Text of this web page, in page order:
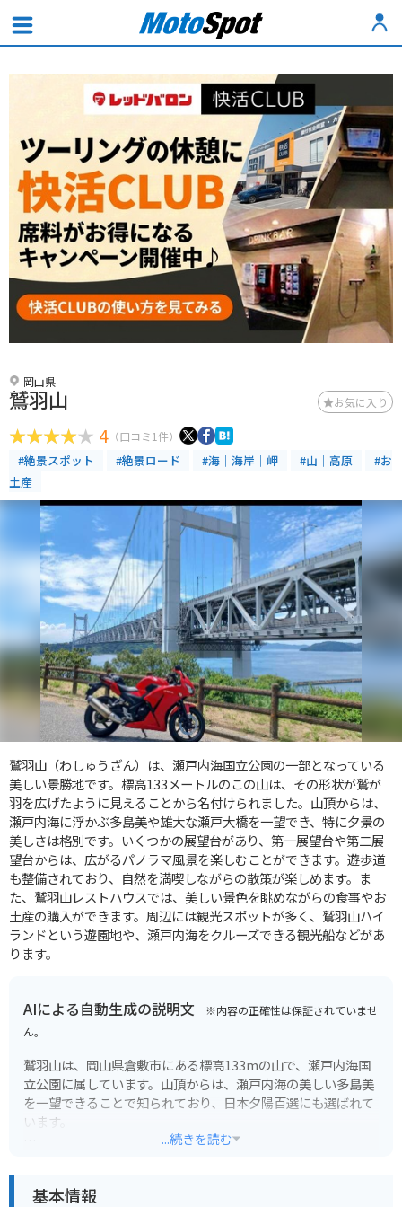
岡山県
鷲羽山 お気に入り
4 （口コミ1件）
#絶景スポット #絶景ロード #海｜海岸｜岬 #山｜高原
#お
土産
鷲羽山（わしゅうざん）は、瀬戸内海国立公園の一部となっている
美しい景勝地です。標高133メートルのこの山は、その形状が鷲が
羽を広げたように見えることから名付けられました。山頂からは、
瀬戸内海に浮かぶ多島美や雄大な瀬戸大橋を一望でき、特に夕景の
美しさは格別です。いくつかの展望台があり、第一展望台や第二展
望台からは、広がるパノラマ風景を楽しむことができます。遊歩道
も整備されており、自然を満喫しながらの散策が楽しめます。ま
た、鷲羽山レストハウスでは、美しい景色を眺めながらの食事やお
土産の購入ができます。周辺には観光スポットが多く、鷲羽山ハイ
ランドという遊園地や、瀬戸内海をクルーズできる観光船などがあ
ります。
AIによる自動生成の説明文 ※内容の正確性は保証されていませ
ん。
鷲羽山は、岡山県倉敷市にある標高133mの山で、瀬戸内海国
立公園に属しています。山頂からは、瀬戸内海の美しい多島美
を一望できることで知られており、日本夕陽百選にも選ばれて
います。
です。展望台にはカフェやレストランもあり、景色を楽しみな
...続きを読む
基本情報